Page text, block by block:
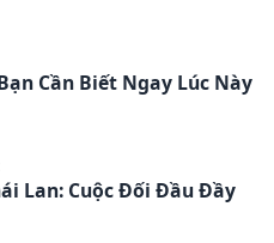
Cần Biết Ngay Lúc Này
Lan: Cuộc Đối Đầu Đầy